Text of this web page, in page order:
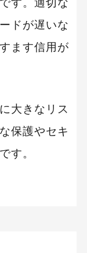
す。適切な
ドが遅いな
ます信用が
大きなリス
保護やセキ
す。